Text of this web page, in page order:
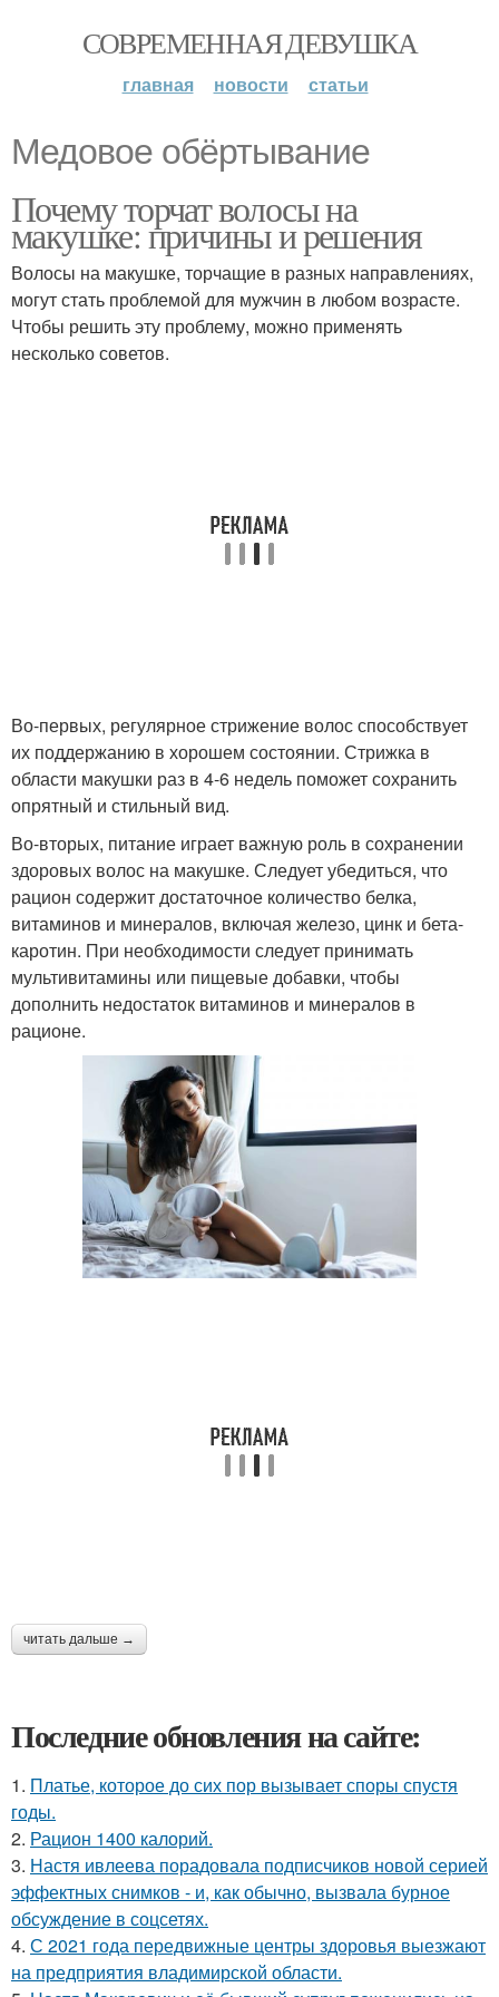
СОВРЕМЕННАЯ ДЕВУШКА
главная новости статьи
Медовое обёртывание
Почему торчат волосы на
макушке: причины и решения
Волосы на макушке, торчащие в разных направлениях,
могут стать проблемой для мужчин в любом возрасте.
Чтобы решить эту проблему, можно применять
несколько советов.
Во-первых, регулярное стрижение волос способствует
их поддержанию в хорошем состоянии. Стрижка в
области макушки раз в 4-6 недель поможет сохранить
опрятный и стильный вид.
Во-вторых, питание играет важную роль в сохранении
здоровых волос на макушке. Следует убедиться, что
рацион содержит достаточное количество белка,
витаминов и минералов, включая железо, цинк и бета-
каротин. При необходимости следует принимать
мультивитамины или пищевые добавки, чтобы
дополнить недостаток витаминов и минералов в
рационе.
читать дальше →
Последние обновления на сайте:
1. Платье, которое до сих пор вызывает споры спустя
годы.
2. Рацион 1400 калорий.
3. Настя ивлеева порадовала подписчиков новой серией
эффектных снимков - и, как обычно, вызвала бурное
обсуждение в соцсетях.
4. С 2021 года передвижные центры здоровья выезжают
на предприятия владимирской области.